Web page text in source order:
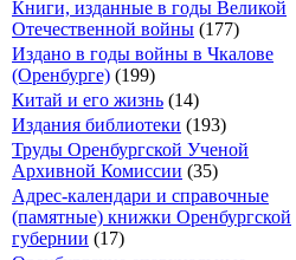
Книги, изданные в годы Великой
Отечественной войны (177)
Издано в годы войны в Чкалове
(Оренбурге) (199)
Китай и его жизнь (14)
Издания библиотеки (193)
Труды Оренбургской Ученой
Архивной Комиссии (35)
Адрес-календари и справочные
(памятные) книжки Оренбургской
губернии (17)